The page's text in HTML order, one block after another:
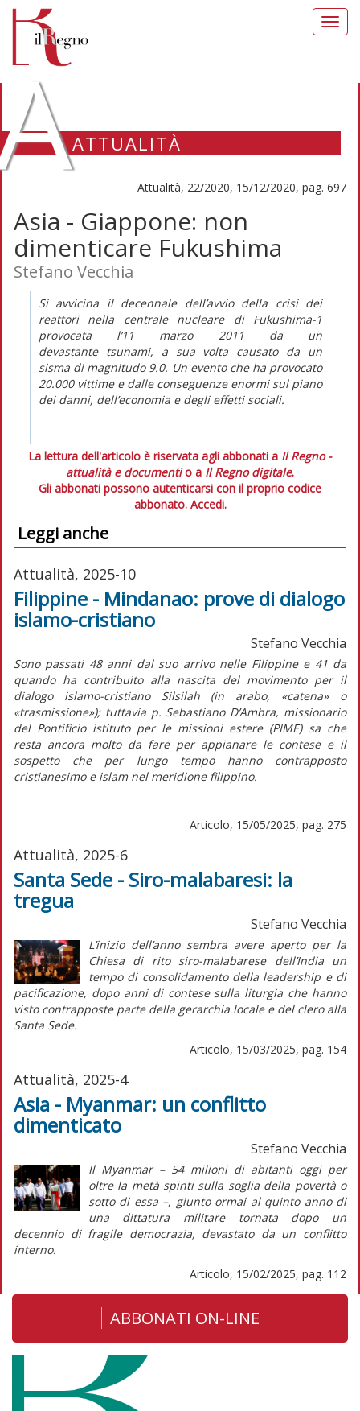
ATTUALITÀ
Attualità, 22/2020, 15/12/2020, pag. 697
Asia - Giappone: non
dimenticare Fukushima
Stefano Vecchia
Si avvicina il decennale dell’avvio della crisi dei
reattori nella centrale nucleare di Fukushima-1
provocata l’11 marzo 2011 da un
devastante tsunami, a sua volta causato da un
sisma di magnitudo 9.0. Un evento che ha provocato
20.000 vittime e dalle conseguenze enormi sul piano
dei danni, dell’economia e degli effetti sociali.
La lettura dell'articolo è riservata agli abbonati a Il Regno -
attualità e documentio a Il Regno digitale.
Gli abbonati possono autenticarsi con il proprio codice
abbonato. Accedi.
Leggi anche
Attualità, 2025-10
Filippine - Mindanao: prove di dialogo
islamo-cristiano
Stefano Vecchia
Sono passati 48 anni dal suo arrivo nelle Filippine e 41 da
quando ha contribuito alla nascita del movimento per il
dialogo islamo-cristiano Silsilah (in arabo, «catena» o
«trasmissione»); tuttavia p. Sebastiano D’Ambra, missionario
del Pontificio istituto per le missioni estere (PIME) sa che
resta ancora molto da fare per appianare le contese e il
sospetto che per lungo tempo hanno contrapposto
cristianesimo e islam nel meridione filippino.
Articolo, 15/05/2025, pag. 275
Attualità, 2025-6
Santa Sede - Siro-malabaresi: la
tregua
Stefano Vecchia
L’iniziodell’anno sembra avere aperto per la
Chiesa di rito siro-malabarese dell’India un
tempo di consolidamento della leadership e di
pacificazione, dopo anni di contese sulla liturgia che hanno
visto contrapposte parte della gerarchia locale e del clero alla
Santa Sede.
Articolo, 15/03/2025, pag. 154
Attualità, 2025-4
Asia - Myanmar: un conflitto
dimenticato
Stefano Vecchia
Il Myanmar – 54 milioni di abitanti oggi per
oltre la metà spinti sulla soglia della povertà o
sotto di essa –, giunto ormai al quinto anno di
una dittatura militare tornata dopo un
decennio di fragile democrazia, devastato da un conflitto
interno.
Articolo, 15/02/2025, pag. 112
ABBONATI ON-LINE